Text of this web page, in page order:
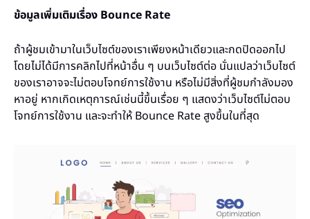
ข้อมูลเพิ่มเติมเรื่อง Bounce Rate
ถ้าผู้ชมเข้ามาในเว็บไซต์ของเราเพียงหน้าเดียวและกดปิดออกไป
โดยไม่ได้มีการคลิกไปที่หน้าอื่น ๆ บนเว็บไซต์ต่อ นั่นแปลว่าเว็บไซต์
ของเราอาจจะไม่ตอบโจทย์การใช้งาน หรือไม่มีสิ่งที่ผู้ชมกำลังมอง
หาอยู่ หากเกิดเหตุการณ์เช่นนี้ขึ้นเรื่อย ๆ แสดงว่าเว็บไซต์ไม่ตอบ
โจทย์การใช้งาน และจะทำให้ Bounce Rate สูงขึ้นในที่สุด